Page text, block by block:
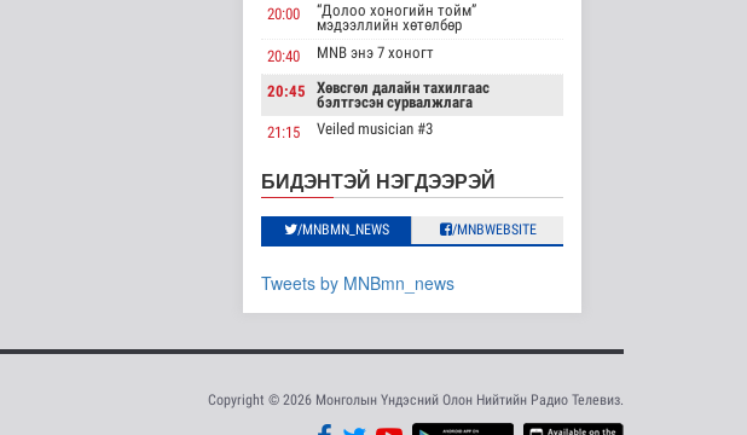
Хүүхэд залуус, бизнес
эрхлэгчдийг дэмжих
инкубат..
Нийгэм
2026-08-08 17:16
баригдаж буй 70 МВт-
ын хүчин ча..
Улс төр
2026-08-08 17:02
Газрын тосны
агуулахууд эхнээсээ
ашиглалтад орох..
ЦАГ АГААР:
Улаанбаатарт шөнөдөө
20:00
“Долоо хоногийн тойм”
мэдээллийн хөтөлбөр
20:40
MNB энэ 7 хоногт
20:45
Хөвсгөл далайн тахилгаас
бэлтгэсэн сурвалжлага
21:15
Veiled musician #3
23:35
“Гэрэлтэй цонх” үдшийн
хөтөлбөр
БИДЭНТЭЙ НЭГДЭЭРЭЙ
/MNBMN_NEWS /MNBWEBSITE
Tweets by MNBmn_news
Copyright © 2026 Монголын Үндэсний Олон Нийтийн Радио Телевиз.